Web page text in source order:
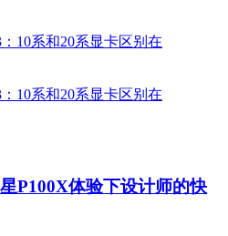
P100X体验下设计师的快